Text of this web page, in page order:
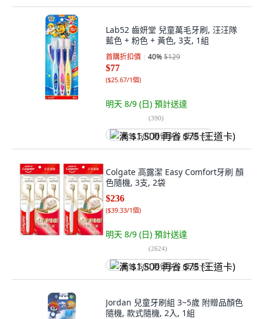
Lab52 齒妍堂 兒童萬毛牙刷, 汪汪隊
藍色 + 粉色 + 黃色, 3支, 1組
首購折扣價 40%$129
$77
($25.67/1個)
明天 8/9 (日) 預計送達
(390)
满 $1,500 再省 $75 (王道卡)
Colgate 高露潔 Easy Comfort牙刷 顏
色隨機, 3支, 2袋
$236
($39.33/1個)
明天 8/9 (日) 預計送達
(2624)
满 $1,500 再省 $75 (王道卡)
Jordan 兒童牙刷組 3~5歲 附贈品顏色
隨機, 款式隨機, 2入, 1組